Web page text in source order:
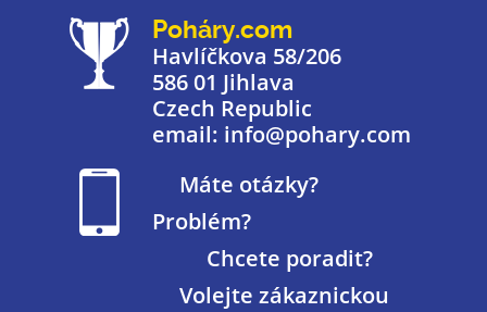
Poháry.com
Havlíčkova 58/206
586 01 Jihlava
Czech Republic
email: info@pohary.com
Máte otázky?
Problém?
Chcete poradit?
Volejte zákaznickou